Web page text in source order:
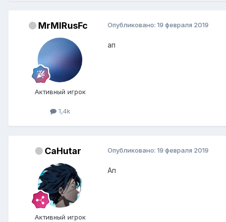
MrMIRusFc
Активный игрок
1,4k
Опубликовано: 19 февраля 2019
ап
CaHutar
Активный игрок
Опубликовано: 19 февраля 2019
Ап